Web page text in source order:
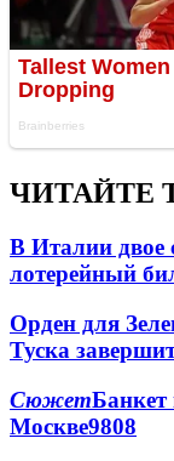
ЧИТАЙТЕ
В Италии двое
лотерейный
Орден для
Туска
СюжетБанкет
Москве9808